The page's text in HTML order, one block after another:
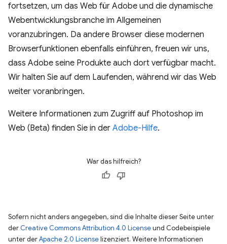
fortsetzen, um das Web für Adobe und die dynamische
Webentwicklungsbranche im Allgemeinen
voranzubringen. Da andere Browser diese modernen
Browserfunktionen ebenfalls einführen, freuen wir uns,
dass Adobe seine Produkte auch dort verfügbar macht.
Wir halten Sie auf dem Laufenden, während wir das Web
weiter voranbringen.
Weitere Informationen zum Zugriff auf Photoshop im
Web (Beta) finden Sie in der Adobe-Hilfe.
War das hilfreich?
Sofern nicht anders angegeben, sind die Inhalte dieser Seite unter
der Creative Commons Attribution 4.0 Licenseund Codebeispiele
unter derApache 2.0 Licenselizenziert. Weitere Informationen